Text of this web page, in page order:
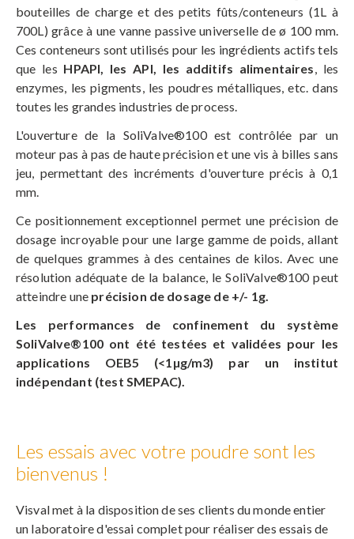
bouteilles de charge et des petits fûts/conteneurs (1L à
700L) grâce à une vanne passive universelle de ø 100 mm.
Ces conteneurs sont utilisés pour les ingrédients actifs tels
que les HPAPI, les API, les additifs alimentaires, les
enzymes, les pigments, les poudres métalliques, etc. dans
toutes les grandes industries de process.
L'ouverture de la SoliValve®100 est contrôlée par un
moteur pas à pas de haute précision et une vis à billes sans
jeu, permettant des incréments d'ouverture précis à 0,1
mm.
Ce positionnement exceptionnel permet une précision de
dosage incroyable pour une large gamme de poids, allant
de quelques grammes à des centaines de kilos. Avec une
résolution adéquate de la balance, le SoliValve®100 peut
atteindre une précision de dosage de +/- 1g.
Les performances de confinement du système
SoliValve®100 ont été testées et validées pour les
applications OEB5 (<1µg/m3) par un institut
indépendant (test SMEPAC).
Les essais avec votre poudre sont les
bienvenus !
Visval met à la disposition de ses clients du monde entier
un laboratoire d'essai complet pour réaliser des essais de